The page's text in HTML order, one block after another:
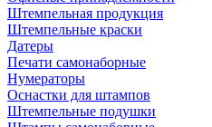
Штемпельная продукция
Штемпельные краски
Датеры
Печати самонаборные
Нумераторы
Оснастки для штампов
Штемпельные подушки